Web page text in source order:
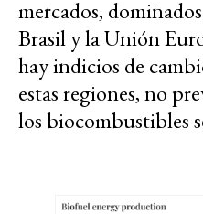
mercados,
Brasil y la Unión
hay indicios de
estas regiones, no
los biocombustibles